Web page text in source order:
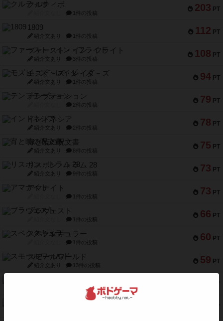
203 PT
クルティボ
1件の投稿
112 PT
1809
紹介文あり 1件の投稿
108 PT
ファースト・イン・フライト
紹介文あり 3件の投稿
94 PT
モズビ－ズ・レイダ－ズ
紹介文あり 1件の投稿
79 PT
テンプテーション
2件の投稿
78 PT
インドネシア
紹介文あり 2件の投稿
75 PT
宵と暁の呪文書
紹介文あり 8件の投稿
73 PT
リスボン・トラム 28
紹介文あり 9件の投稿
73 PT
アマナイト
1件の投稿
66 PT
ブラヴェスト
1件の投稿
60 PT
スペクタキュラー
1件の投稿
59 PT
スモールワールド
紹介文あり 13件の投稿
PT
2件の投稿
PT
Bitter End ブタペスト救出作戦